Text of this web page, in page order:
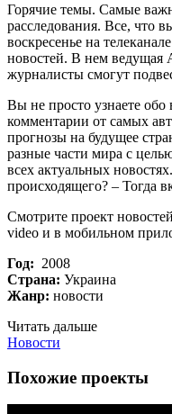
Горячие темы. Самые
расследования. Все, что
воскресенье на
новостей. В нем ведущая
журналисты смогут
Вы не просто узнаете
комментарии от самых
прогнозы на будущее
разные части мира с
всех актуальных
происходящего? – Тогда
Смотрите проект
video и в мобильном
Год: 2008
Страна: Украина
Жанр: новости
Читать дальше
Новости
Похожие проекты